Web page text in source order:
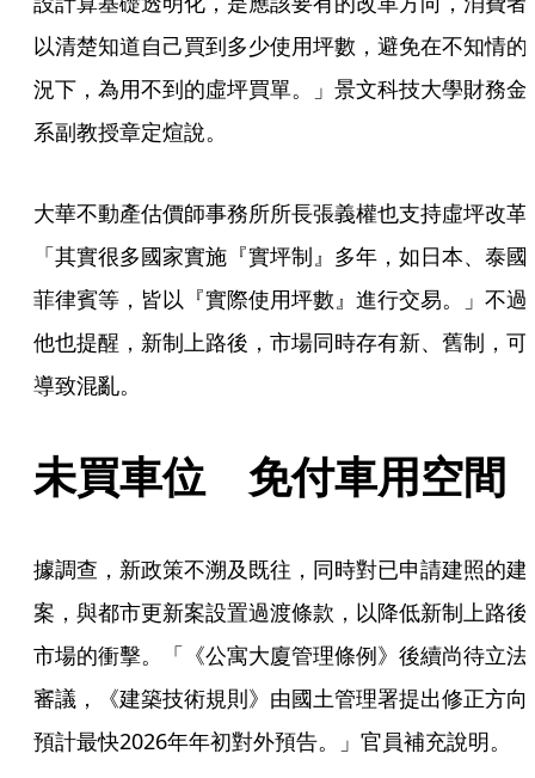
以清楚知道自己買到多少使用坪數，避免在不知情的
況下，為用不到的虛坪買單。」景文科技大學財務金
系副教授章定煊說。
大華不動產估價師事務所所長張義權也支持虛坪改革
「其實很多國家實施『實坪制』多年，如日本、泰國
菲律賓等，皆以『實際使用坪數』進行交易。」不過
他也提醒，新制上路後，市場同時存有新、舊制，可
導致混亂。
未買車位　免付車用空間
據調查，新政策不溯及既往，同時對已申請建照的建
案，與都市更新案設置過渡條款，以降低新制上路後
市場的衝擊。「《公寓大廈管理條例》後續尚待立法
審議，《建築技術規則》由國土管理署提出修正方向
預計最快2026年年初對外預告。」官員補充說明。